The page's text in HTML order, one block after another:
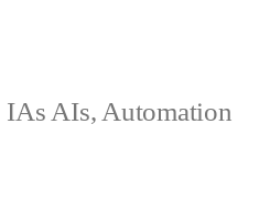
IAs AIs, Automation